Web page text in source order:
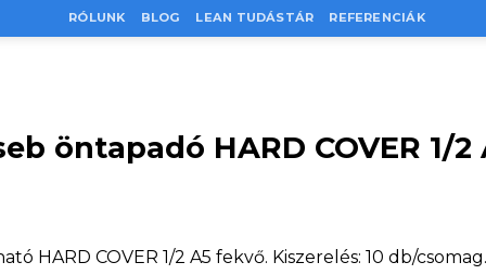
RÓLUNK BLOG LEAN TUDÁSTÁR REFERENCIÁK
öntapadó HARD COVER 1/2
HARD COVER 1/2 A5 fekvő. Kiszerelés: 10 db/csomag.